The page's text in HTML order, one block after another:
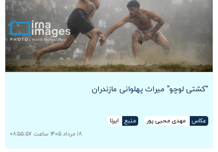
“کشتی لوچو” میراث پهلوانی مازندران
عکاس مهدی محبی پور منبع
ایرنا
۱۸ مرداد ۱۴۰۵ ساعت ۰۸:۵۵:۵۷